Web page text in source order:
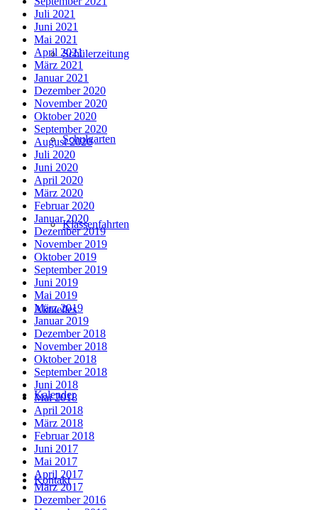
Schülerzeitung
Schulgarten
Klassenfahrten
Aktuelles
Kalender
Kontakt
Juli 2021
Juni 2021
Mai 2021
April 2021
März 2021
Januar 2021
Dezember 2020
November 2020
Oktober 2020
September 2020
August 2020
Juli 2020
Juni 2020
April 2020
März 2020
Februar 2020
Januar 2020
Dezember 2019
November 2019
Oktober 2019
September 2019
Juni 2019
Mai 2019
März 2019
Januar 2019
Dezember 2018
November 2018
Oktober 2018
September 2018
Juni 2018
Mai 2018
April 2018
März 2018
Februar 2018
Juni 2017
Mai 2017
April 2017
März 2017
Dezember 2016